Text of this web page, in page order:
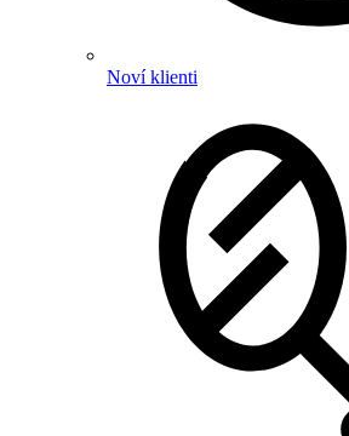
Noví klienti